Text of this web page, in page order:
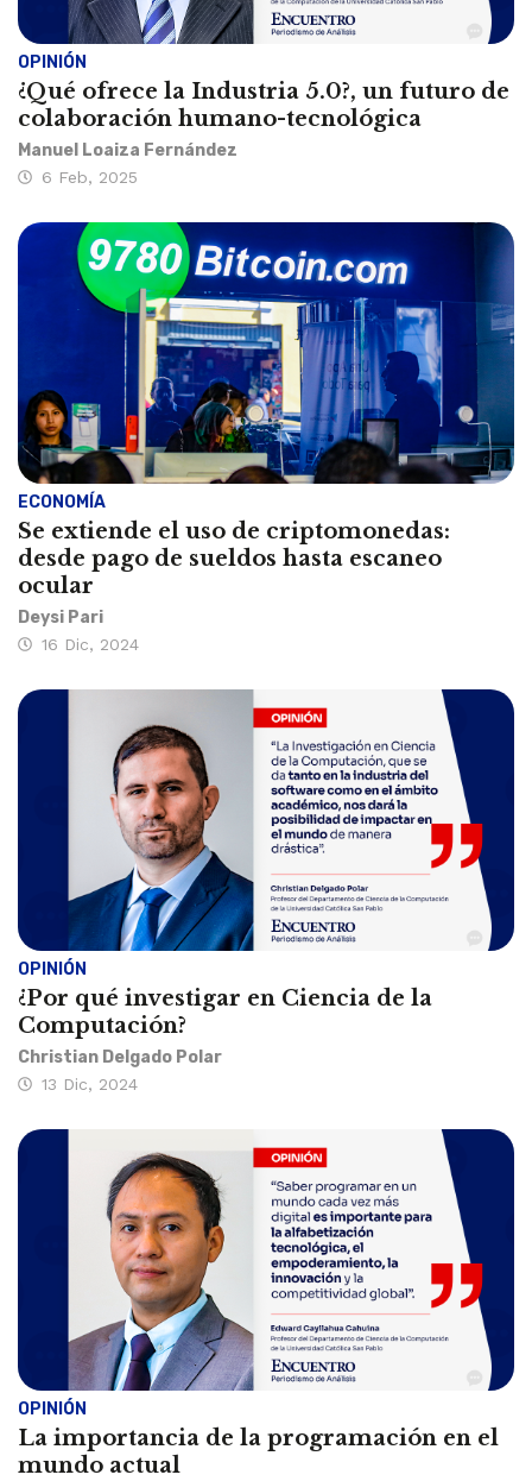
OPINIÓN
¿Qué ofrece la Industria 5.0?, un futuro de
colaboración humano-tecnológica
Manuel Loaiza Fernández
6 Feb, 2025
ECONOMÍA
Se extiende el uso de criptomonedas:
desde pago de sueldos hasta escaneo
ocular
Deysi Pari
16 Dic, 2024
OPINIÓN
¿Por qué investigar en Ciencia de la
Computación?
Christian Delgado Polar
13 Dic, 2024
OPINIÓN
La importancia de la programación en el
mundo actual